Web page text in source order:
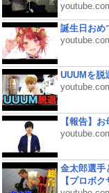
誕生日お
UUUMを脱
【報告】
金太郎選手
【プロボ